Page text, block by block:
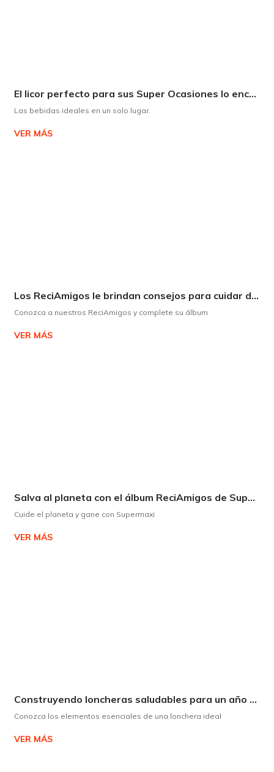
El licor perfecto para sus Super Ocasiones lo encuentra en Supermaxi
Las bebidas ideales en un solo lugar.
VER MÁS
Los ReciAmigos le brindan consejos para cuidar del medio ambiente de forma divertida.
Conozca a nuestros ReciAmigos y complete su álbum
VER MÁS
Salva al planeta con el álbum ReciAmigos de Supermaxi
Cuide el planeta y gane con Supermaxi
VER MÁS
Construyendo loncheras saludables para un año escolar exitoso
Conozca los elementos esenciales de una lonchera ideal
VER MÁS